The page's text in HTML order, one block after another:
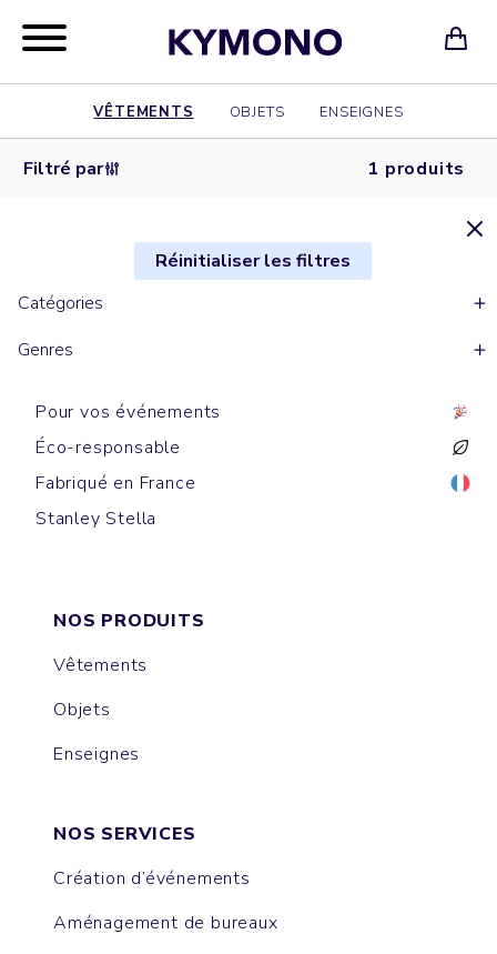
VÊTEMENTS OBJETS ENSEIGNES
Filtré par 1 produits
Réinitialiser les filtres
Catégories
Genres
Pour vos événements
Éco-responsable
Fabriqué en France
Stanley Stella
Sac à dos
SWING
NOS PRODUITS
Vêtements
Objets
Enseignes
NOS SERVICES
Création d’événements
Aménagement de bureaux